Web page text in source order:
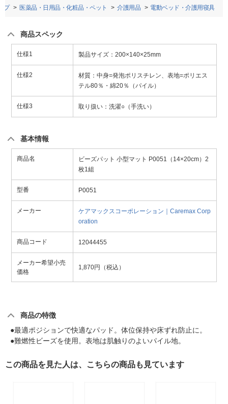
プ 医薬品・日用品・化粧品・ペット 介護用品 電動ベッド・介護用寝具
商品スペック
仕様1 製品サイズ：200×140×25mm
仕様2
材質：中身=発泡ポリスチレン、表地=ポリエス
テル80％・綿20％（パイル）
仕様3 取り扱い：洗濯○（手洗い）
基本情報
商品名
ビーズパット 小型マット P0051（14×20cm）2
枚1組
型番 P0051
メーカー
ケアマックスコーポレーション｜Caremax Corp
oration
商品コード 12044455
メーカー希望小売
価格
1,870円（税込）
商品の特徴
●最適ポジションで快適なパッド。体位保持や床ずれ防止に。
●難燃性ビーズを使用。表地は肌触りのよいパイル地。
この商品を見た人は、こちらの商品も見ています